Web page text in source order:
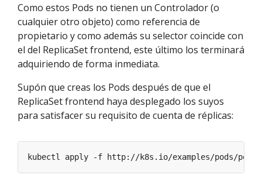
Como estos Pods no tienen un Controlador (o
cualquier otro objeto) como referencia de
propietario y como además su selector coincide con
el del ReplicaSet frontend, este último los terminará
adquiriendo de forma inmediata.
Supón que creas los Pods después de que el
ReplicaSet frontend haya desplegado los suyos
para satisfacer su requisito de cuenta de réplicas: